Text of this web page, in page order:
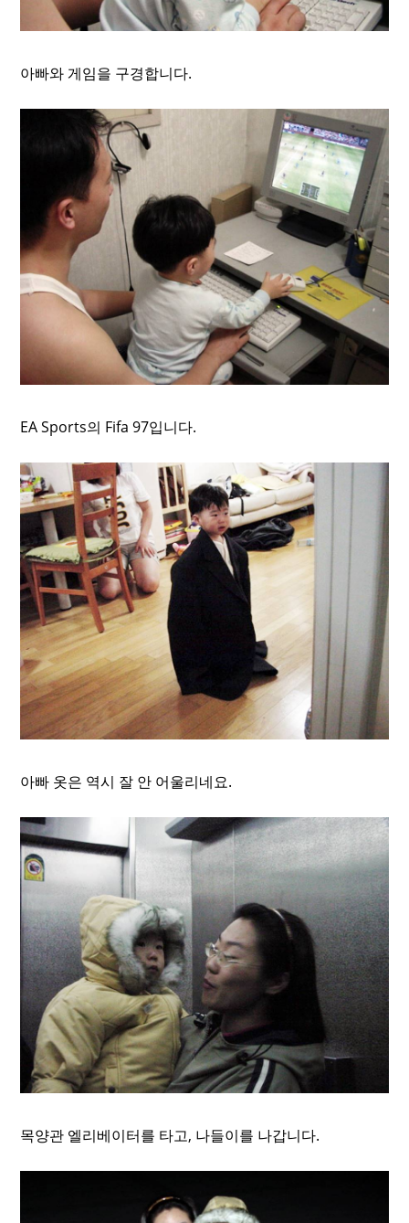
아빠와 게임을 구경합니다.
EA Sports의 Fifa 97입니다.
아빠 옷은 역시 잘 안 어울리네요.
목양관 엘리베이터를 타고, 나들이를 나갑니다.